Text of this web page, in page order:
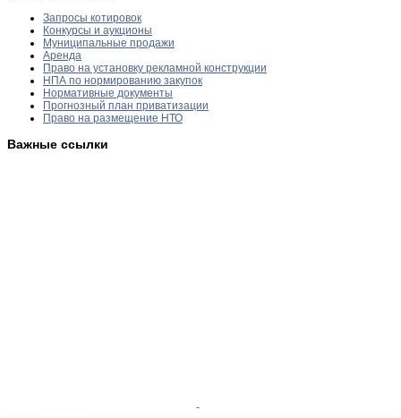
Запросы котировок
Конкурсы и аукционы
Муниципальные продажи
Аренда
Право на установку рекламной конструкции
НПА по нормированию закупок
Нормативные документы
Прогнозный план приватизации
Право на размещение НТО
Важные ссылки